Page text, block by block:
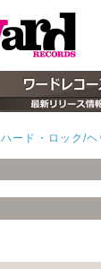
ハード・ロック/ヘ